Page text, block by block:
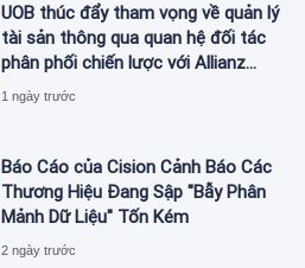
UOB thúc đẩy tham vọng về quản lý
tài sản thông qua quan hệ đối tác
phân phối chiến lược với Allianz
Global Investors
1 ngày trước
Báo Cáo của Cision Cảnh Báo Các
Thương Hiệu Đang Sập "Bẫy Phân
Mảnh Dữ Liệu" Tốn Kém
2 ngày trước